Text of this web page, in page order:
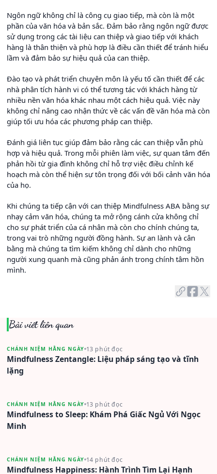
Ngôn ngữ không chỉ là công cụ giao tiếp, mà còn là một
phần của văn hóa và bản sắc. Đảm bảo rằng ngôn ngữ được
sử dụng trong các tài liệu can thiệp và giao tiếp với khách
hàng là thân thiện và phù hợp là điều cần thiết để tránh hiểu
lầm và đảm bảo sự hiệu quả của can thiệp.
Đào tạo và phát triển chuyên môn là yếu tố cần thiết để các
nhà phân tích hành vi có thể tương tác với khách hàng từ
nhiều nền văn hóa khác nhau một cách hiệu quả. Việc này
không chỉ nâng cao nhận thức về các vấn đề văn hóa mà còn
giúp tối ưu hóa các phương pháp can thiệp.
Đánh giá liên tục giúp đảm bảo rằng các can thiệp vẫn phù
hợp và hiệu quả. Trong mỗi phiên làm việc, sự quan tâm đến
phản hồi từ gia đình không chỉ hỗ trợ việc điều chỉnh kế
hoạch mà còn thể hiện sự tôn trọng đối với bối cảnh văn hóa
của họ.
Khi chúng ta tiếp cận với can thiệp Mindfulness ABA bằng sự
nhạy cảm văn hóa, chúng ta mở rộng cánh cửa không chỉ
cho sự phát triển của cá nhân mà còn cho chính chúng ta,
trong vai trò những người đồng hành. Sự an lành và cân
bằng mà chúng ta tìm kiếm không chỉ dành cho những
người xung quanh mà cũng phản ánh trong chính tâm hồn
mình.
Bài viết liên quan
CHÁNH NIỆM HẰNG NGÀY 13 phút đọc
Mindfulness Zentangle: Liệu pháp sáng tạo và tĩnh
lặng
CHÁNH NIỆM HẰNG NGÀY 13 phút đọc
Mindfulness to Sleep: Khám Phá Giấc Ngủ Với Ngọc
Minh
CHÁNH NIỆM HẰNG NGÀY 14 phút đọc
Mindfulness Happiness: Hành Trình Tìm Lại Hạnh